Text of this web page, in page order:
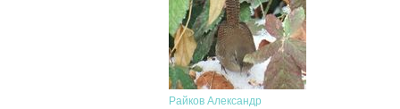
Райков Александр